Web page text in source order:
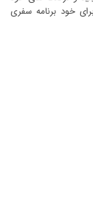
خود برنامه سفری